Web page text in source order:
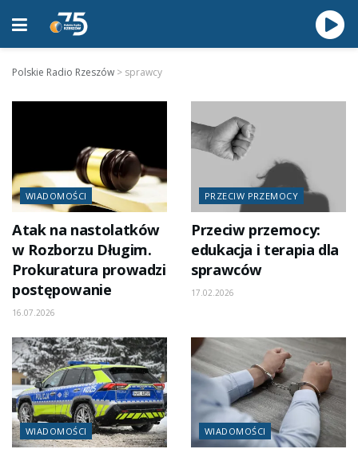
Polskie Radio Rzeszów > sprawcy
WIADOMOŚCI
Atak na nastolatków
w Rozborzu Długim.
Prokuratura prowadzi
postępowanie
16.07.2026
PRZECIW PRZEMOCY
Przeciw przemocy:
edukacja i terapia dla
sprawców
17.02.2026
WIADOMOŚCI WIADOMOŚCI